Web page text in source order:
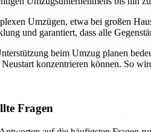
Umzügen, etwa bei großen
und garantiert, dass alle
beim Umzug planen
Neustart konzentrieren können. So
Fragen